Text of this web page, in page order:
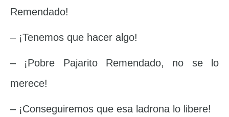
Remendado!
– ¡Tenemos que hacer algo!
– ¡Pobre Pajarito Remendado, no se lo
merece!
– ¡Conseguiremos que esa ladrona lo libere!